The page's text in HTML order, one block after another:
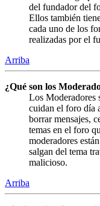
del fundador del
Ellos también
cada uno de los
realizadas por el
Arriba
¿Qué son los
Los Moderadores
cuidan el foro día
borrar mensajes,
temas en el foro
moderadores
salgan del tema
malicioso.
Arriba